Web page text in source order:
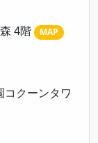
4階
MAP
クーンタワ